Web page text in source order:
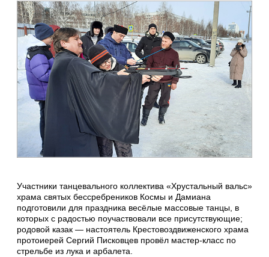
Участники танцевального коллектива «Хрустальный вальс»
храма святых бессребреников Космы и Дамиана
подготовили для праздника весёлые массовые танцы, в
которых с радостью поучаствовали все присутствующие;
родовой казак — настоятель Крестовоздвиженского храма
протоиерей Сергий Писковцев провёл мастер-класс по
стрельбе из лука и арбалета.